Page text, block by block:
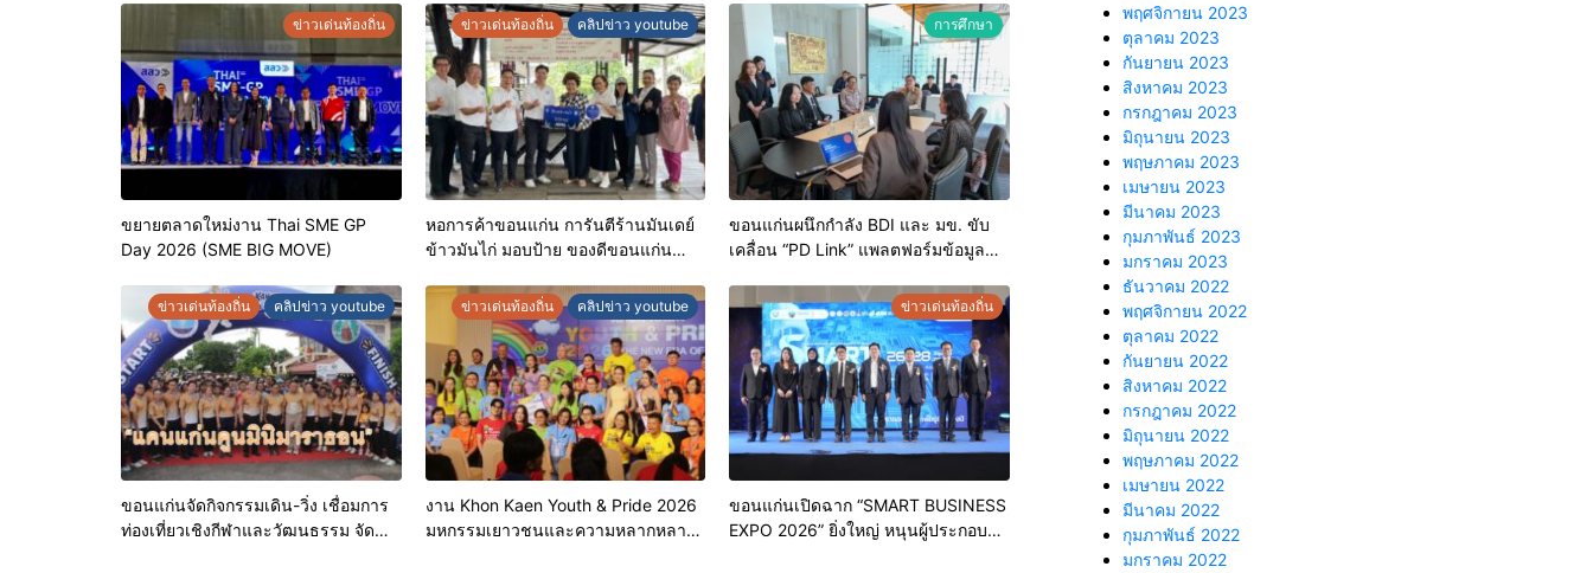
ข่าวเด่นท้องถิ่น
ขยายตลาดใหม่งาน Thai SME GP
Day 2026 (SME BIG MOVE)
ข่าวเด่นท้องถิ่น คลิปข่าว youtube
หอการค้าขอนแก่น การันตีร้านมันเดย์
ข้าวมันไก่ มอบป้าย ของดีขอนแก่น
คุณภาพ ยกระดับมาตรฐาน สร้างความ
เชื่อมั่นให้ผู้บริโภค
การศึกษา
ขอนแก่นผนึกกำลัง BDI และ มข. ขับ
เคลื่อน “PD Link” แพลตฟอร์มข้อมูล
ฐานข้อมูลที่แม่นยำและยั่งยืน
ข่าวเด่นท้องถิ่น คลิปข่าว youtube
ขอนแก่นจัดกิจกรรมเดิน-วิ่ง เชื่อมการ
ท่องเที่ยวเชิงกีฬาและวัฒนธรรม จัด
ข่าวเด่นท้องถิ่น คลิปข่าว youtube
งาน Khon Kaen Youth & Pride 2026
มหกรรมเยาวชนและความหลากหลาย
ข่าวเด่นท้องถิ่น
ขอนแก่นเปิดฉาก “SMART BUSINESS
EXPO 2026” ยิ่งใหญ่ หนุนผู้ประกอบ
พฤศจิกายน 2023
ตุลาคม 2023
กันยายน 2023
สิงหาคม 2023
กรกฎาคม 2023
มิถุนายน 2023
พฤษภาคม 2023
เมษายน 2023
มีนาคม 2023
กุมภาพันธ์ 2023
มกราคม 2023
ธันวาคม 2022
พฤศจิกายน 2022
ตุลาคม 2022
กันยายน 2022
สิงหาคม 2022
กรกฎาคม 2022
มิถุนายน 2022
พฤษภาคม 2022
เมษายน 2022
มีนาคม 2022
กุมภาพันธ์ 2022
มกราคม 2022